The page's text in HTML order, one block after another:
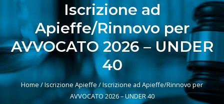
Iscrizione ad
Apieffe/Rinnovo per
AVVOCATO 2026 – UNDER
40
Home/Iscrizione Apieffe / Iscrizione ad Apieffe/Rinnovo per
AVVOCATO 2026 – UNDER 40